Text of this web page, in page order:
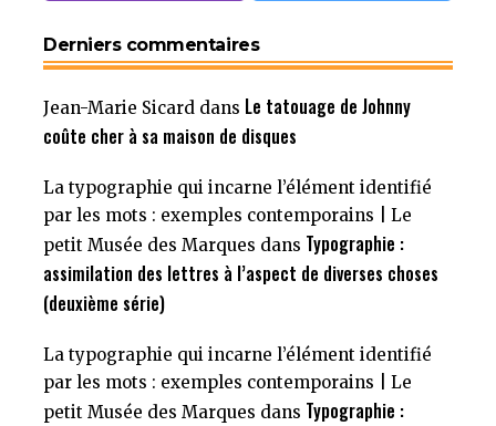
Derniers commentaires
Jean-Marie Sicard dans Le tatouage de Johnny
coûte cher à sa maison de disques
La typographie qui incarne l’élément identifié
par les mots : exemples contemporains | Le
petit Musée des Marques dans Typographie :
assimilation des lettres à l’aspect de diverses choses
(deuxième série)
La typographie qui incarne l’élément identifié
par les mots : exemples contemporains | Le
petit Musée des Marques dans Typographie :